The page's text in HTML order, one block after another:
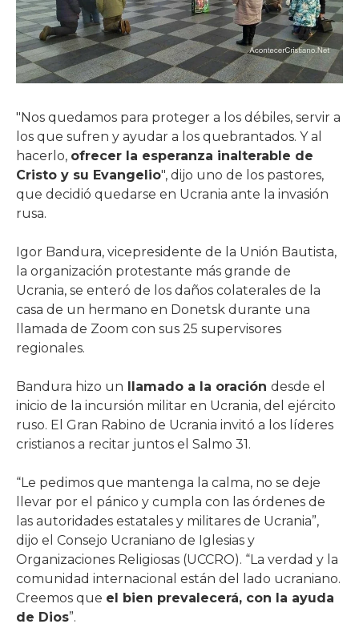
"Nos quedamos para proteger a los débiles, servir a
los que sufren y ayudar a los quebrantados. Y al
hacerlo, ofrecer la esperanza inalterable de
Cristo y su Evangelio", dijo uno de los pastores,
que decidió quedarse en Ucrania ante la invasión
rusa.
Igor Bandura, vicepresidente de la Unión Bautista,
la organización protestante más grande de
Ucrania, se enteró de los daños colaterales de la
casa de un hermano en Donetsk durante una
llamada de Zoom con sus 25 supervisores
regionales.
Bandura hizo un llamado a la oración desde el
inicio de la incursión militar en Ucrania, del ejército
ruso. El Gran Rabino de Ucrania invitó a los líderes
cristianos a recitar juntos el Salmo 31.
“Le pedimos que mantenga la calma, no se deje
llevar por el pánico y cumpla con las órdenes de
las autoridades estatales y militares de Ucrania”,
dijo el Consejo Ucraniano de Iglesias y
Organizaciones Religiosas (UCCRO). “La verdad y la
comunidad internacional están del lado ucraniano.
Creemos que el bien prevalecerá, con la ayuda
de Dios”.